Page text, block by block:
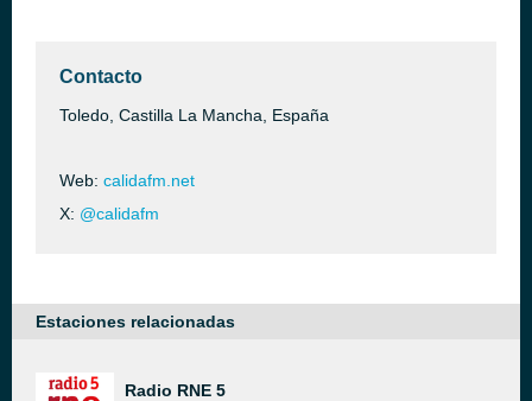
Contacto
Toledo, Castilla La Mancha, España
Web: calidafm.net
X: @calidafm
Estaciones relacionadas
Radio RNE 5